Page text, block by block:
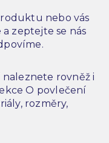
nebo vás
zeptejte se nás
rovněž i
O povlečení
rozměry,